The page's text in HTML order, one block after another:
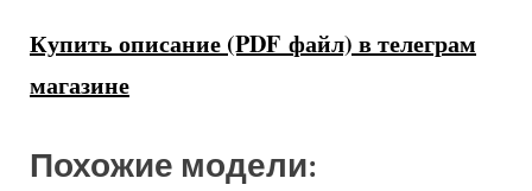
Купить описание (PDF файл) в телеграм
магазине
Похожие модели: